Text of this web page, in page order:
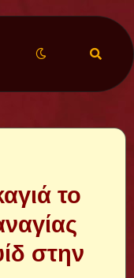
το
στην